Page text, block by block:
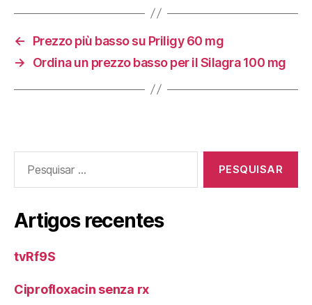
←
Prezzo più basso su Priligy 60 mg
→
Ordina un prezzo basso per il Silagra 100 mg
por:
Artigos recentes
tvRf9S
Ciprofloxacin senza rx